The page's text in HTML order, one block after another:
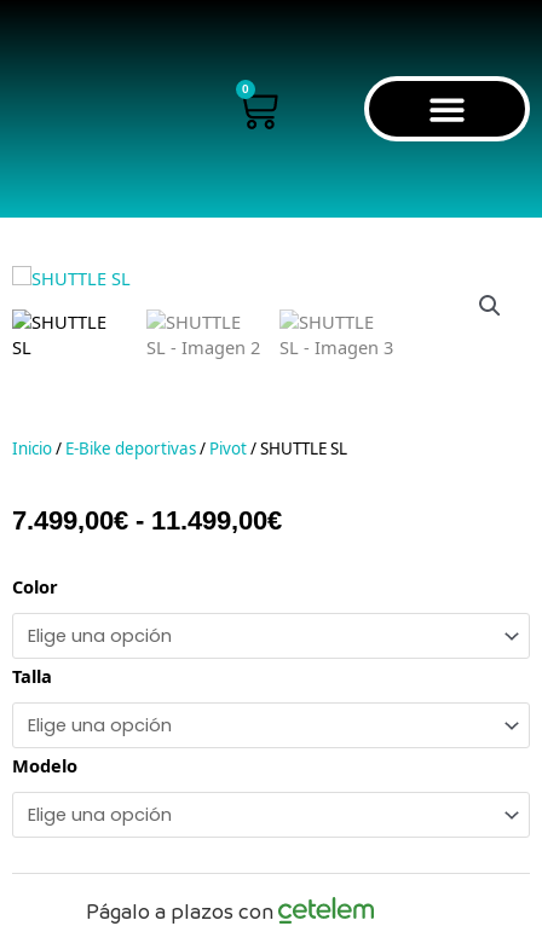
0
Cart
Inicio/ E-Bike deportivas/ Pivot/ SHUTTLE SL
7.499,00€ - 11.499,00€Rango
hasta
11.499,00€
Color
Talla
Modelo
Págalo a plazos con
SHUTTLE
cantidad